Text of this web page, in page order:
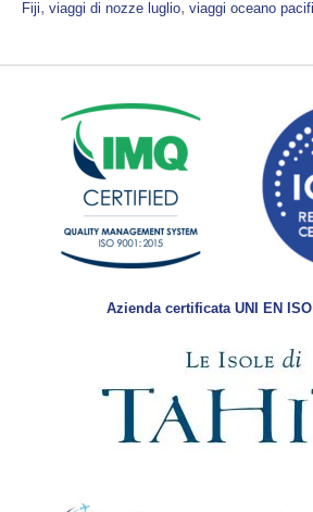
Fiji, viaggi di nozze luglio, viaggi oceano
Azienda certificata UNI EN ISO